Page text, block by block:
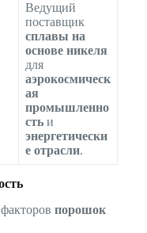
Ведущий
поставщик
сплавы на
основе никеля
для
аэрокосмическ
ая
промышленно
стьи
энергетически
е отрасли.
порошок